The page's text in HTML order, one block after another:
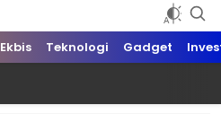
Ekbis Teknologi Gadget